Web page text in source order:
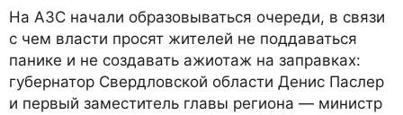
На АЗС начали образовываться очереди, в связи
с чем власти просят жителей не поддаваться
панике и не создавать ажиотаж на заправках:
губернатор Свердловской области Денис Паслер
и первый заместитель главы региона — министр